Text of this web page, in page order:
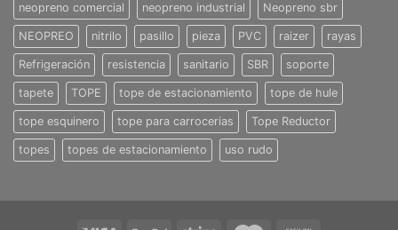
neopreno comercial neopreno industrial Neopreno sbr
NEOPREO nitrilo pasillo pieza PVC raizer rayas
Refrigeración resistencia sanitario SBR soporte
tapete TOPE tope de estacionamiento tope de hule
tope esquinero tope para carrocerias Tope Reductor
topes topes de estacionamiento uso rudo